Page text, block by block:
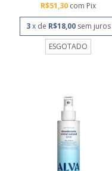
R$51,30 com Pix
3 x de R$18,00 sem juros
ESGOTADO